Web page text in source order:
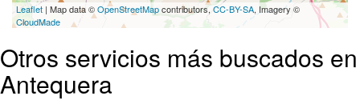
Leaflet | Map data ©OpenStreetMapcontributors,CC-BY-SA, Imagery ©
CloudMade
Otros servicios más buscados en
Antequera